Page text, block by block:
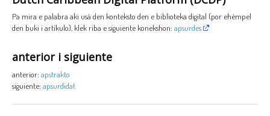
Pa mira e palabra aki usá den konteksto den e biblioteka digital (por ehèmpel
den buki i artíkulo), klek riba e siguiente konekshon: apsurdes
anterior i siguiente
anterior: apstrakto
siguiente: apsurdidat